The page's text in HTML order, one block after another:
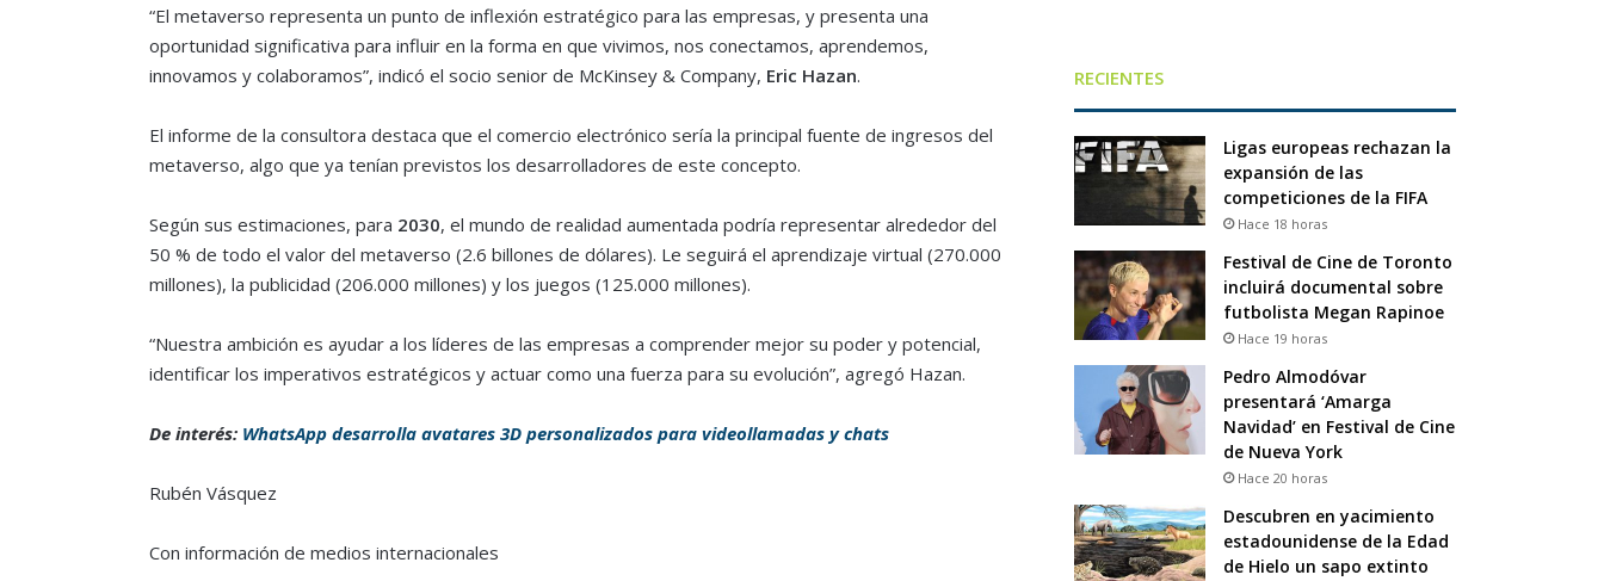
“El metaverso representa un punto de inflexión estratégico para las empresas, y presenta una
oportunidad significativa para influir en la forma en que vivimos, nos conectamos, aprendemos,
innovamos y colaboramos”, indicó el socio senior de McKinsey & Company, Eric Hazan.
El informe de la consultora destaca que el comercio electrónico sería la principal fuente de ingresos del
metaverso, algo que ya tenían previstos los desarrolladores de este concepto.
Según sus estimaciones, para 2030, el mundo de realidad aumentada podría representar alrededor del
50 % de todo el valor del metaverso (2.6 billones de dólares). Le seguirá el aprendizaje virtual (270.000
millones), la publicidad (206.000 millones) y los juegos (125.000 millones).
“Nuestra ambición es ayudar a los líderes de las empresas a comprender mejor su poder y potencial,
identificar los imperativos estratégicos y actuar como una fuerza para su evolución”, agregó Hazan.
De interés: WhatsApp desarrolla avatares 3D personalizados para videollamadas y chats
Rubén Vásquez
Con información de medios internacionales
RECIENTES
Ligas europeas rechazan la
expansión de las
competiciones de la FIFA
Hace 18 horas
Festival de Cine de Toronto
incluirá documental sobre
futbolista Megan Rapinoe
Hace 19 horas
Pedro Almodóvar
presentará ‘Amarga
Navidad’ en Festival de Cine
de Nueva York
Hace 20 horas
Descubren en yacimiento
estadounidense de la Edad
de Hielo un sapo extinto